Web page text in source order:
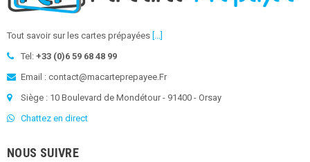
Tout savoir sur les cartes prépayées [...]
Tel: +33 (0)6 59 68 48 99
Email : contact@macarteprepayee.Fr
Siège : 10 Boulevard de Mondétour - 91400 - Orsay
Chattez en direct
NOUS SUIVRE